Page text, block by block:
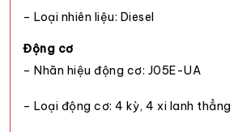
– Loại nhiên liệu: Diesel
Động cơ
– Nhãn hiệu động cơ: J05E-UA
– Loại động cơ: 4 kỳ, 4 xi lanh